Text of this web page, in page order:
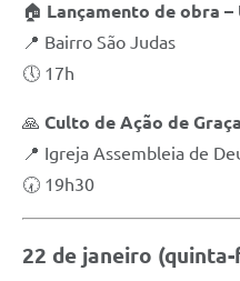
🏠 Lançamento de obra
📍 Bairro São Judas
🕔 17h
🙏 Culto de Ação de
📍 Igreja Assembleia de
🕢 19h30
22 de janeiro